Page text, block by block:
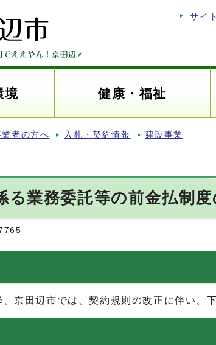
サイ
境 健康・福祉
業者の方へ 入札・契約情報 建設事業
る業務委託等の前金払制
京田辺市では、契約規則の改正に伴い、